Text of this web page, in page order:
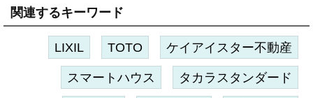
関連するキーワード
LIXIL TOTO ケイアイスター不動産
スマートハウス タカラスタンダード